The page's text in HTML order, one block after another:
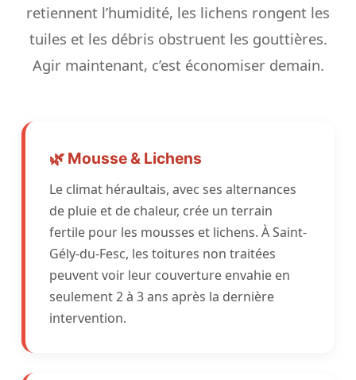
retiennent l’humidité, les lichens rongent les
tuiles et les débris obstruent les gouttières.
Agir maintenant, c’est économiser demain.
🌿 Mousse & Lichens
Le climat héraultais, avec ses alternances
de pluie et de chaleur, crée un terrain
fertile pour les mousses et lichens. À Saint-
Gély-du-Fesc, les toitures non traitées
peuvent voir leur couverture envahie en
seulement 2 à 3 ans après la dernière
intervention.